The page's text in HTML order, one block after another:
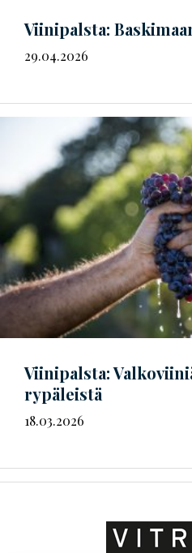
Viinipalsta:
29.04.2026
Viinipalsta:
rypäleistä
18.03.2026